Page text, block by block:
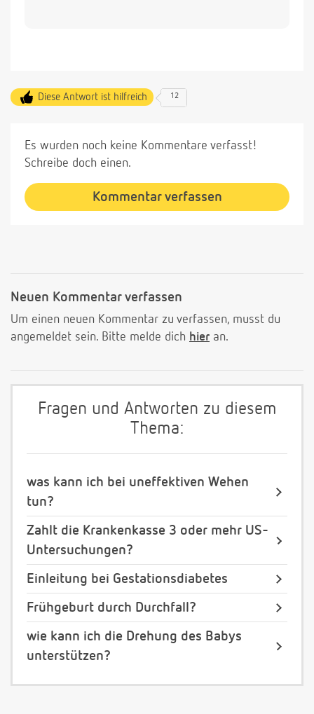
Diese Antwort ist hilfreich 12
Es wurden noch keine Kommentare verfasst!
Schreibe doch einen.
Kommentar verfassen
Neuen Kommentar verfassen
Um einen neuen Kommentar zu verfassen, musst du
angemeldet sein. Bitte melde dich hier an.
Fragen und Antworten zu diesem
Thema:
was kann ich bei uneffektiven Wehen
tun?
Zahlt die Krankenkasse 3 oder mehr US-
Untersuchungen?
Einleitung bei Gestationsdiabetes
Frühgeburt durch Durchfall?
wie kann ich die Drehung des Babys
unterstützen?